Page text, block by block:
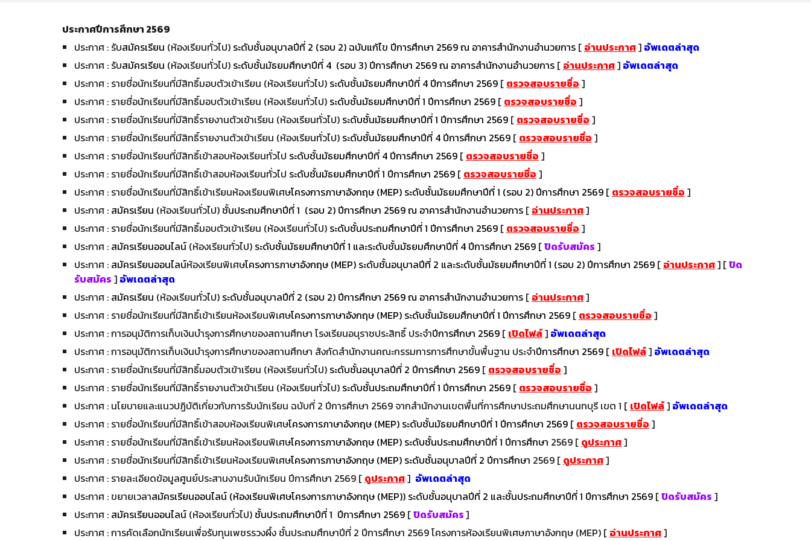
ประกาศปีการศึกษา 2569
ประกาศ : รับสมัครเรียน (ห้องเรียนทั่วไป) ระดับชั้นอนุบาลปีที่ 2 (รอบ 2) ฉบับแก้ไข ปีการศึกษา 2569 ณ อาคารสำนักงานอำนวยการ [ อ่านประกาศ] อัพเดตล่าสุด
ประกาศ : รับสมัครเรียน (ห้องเรียนทั่วไป) ระดับชั้นมัธยมศึกษาปีที่ 4 (รอบ 3) ปีการศึกษา 2569 ณ อาคารสำนักงานอำนวยการ [ อ่านประกาศ] อัพเดตล่าสุด
ประกาศ : รายชื่อนักเรียนที่มีสิทธิ์มอบตัวเข้าเรียน (ห้องเรียนทั่วไป) ระดับชั้นมัธยมศึกษาปีที่ 4ปีการศึกษา 2569 [ ตรวจสอบรายชื่อ ]
ประกาศ : รายชื่อนักเรียนที่มีสิทธิ์มอบตัวเข้าเรียน (ห้องเรียนทั่วไป) ระดับชั้นมัธยมศึกษาปีที่ 1 ปีการศึกษา 2569 [ ตรวจสอบรายชื่อ ]
ประกาศ : รายชื่อนักเรียนที่มีสิทธิ์รายงานตัวเข้าเรียน (ห้องเรียนทั่วไป) ระดับชั้นมัธยมศึกษาปีที่ 1 ปีการศึกษา 2569 [ ตรวจสอบรายชื่อ ]
ประกาศ : รายชื่อนักเรียนที่มีสิทธิ์รายงานตัวเข้าเรียน (ห้องเรียนทั่วไป) ระดับชั้นมัธยมศึกษาปีที่ 4 ปีการศึกษา 2569 [ ตรวจสอบรายชื่อ ]
ประกาศ : รายชื่อนักเรียนที่มีสิทธิ์เข้าสอบห้องเรียนทั่วไป ระดับชั้นมัธยมศึกษาปีที่ 4ปีการศึกษา 2569 [ ตรวจสอบรายชื่อ ]
ประกาศ : รายชื่อนักเรียนที่มีสิทธิ์เข้าสอบห้องเรียนทั่วไป ระดับชั้นมัธยมศึกษาปีที่ 1 ปีการศึกษา 2569 [ ตรวจสอบรายชื่อ ]
ประกาศ : รายชื่อนักเรียนที่มีสิทธิ์เข้าเรียนห้องเรียนพิเศษโครงการภาษาอังกฤษ (MEP) ระดับชั้นมัธยมศึกษาปีที่ 1 (รอบ 2) ปีการศึกษา 2569 [ ตรวจสอบรายชื่อ ]
ประกาศ : สมัครเรียน (ห้องเรียนทั่วไป)ชั้นประถมศึกษาปีที่ 1 (รอบ 2) ปีการศึกษา 2569 ณ อาคารสำนักงานอำนวยการ [ อ่านประกาศ]
ประกาศ : รายชื่อนักเรียนที่มีสิทธิ์มอบตัวเข้าเรียน (ห้องเรียนทั่วไป) ระดับชั้นประถมศึกษาปีที่ 1 ปีการศึกษา 2569 [ ตรวจสอบรายชื่อ ]
ประกาศ : สมัครเรียนออนไลน์ (ห้องเรียนทั่วไป) ระดับชั้นมัธยมศึกษาปีที่ 1 และระดับชั้นมัธยมศึกษาปีที่ 4 ปีการศึกษา 2569 [ปิดรับสมัคร ]
ประกาศ : สมัครเรียนออนไลนห้องเรียนพิเศษโครงการภาษาอังกฤษ (MEP) ระดับชั้นอนุบาลปีที่ 2 และระดับชั้นมัธยมศึกษาปีที่ 1 (รอบ 2) ปีการศึกษา 2569 [ อ่านประกาศ] [ปิด
รับสมัคร ] อัพเดตล่าสุด
ประกาศ : สมัครเรียน (ห้องเรียนทั่วไป) ระดับชั้นอนุบาลปีที่ 2 (รอบ 2) ปีการศึกษา 2569 ณ อาคารสำนักงานอำนวยการ [ อ่านประกาศ]
ประกาศ : รายชื่อนักเรียนที่มีสิทธิ์เข้าเรียนห้องเรียนพิเศษโครงการภาษาอังกฤษ (MEP) ระดับชั้นมัธยมศึกษาปีที่ 1 ปีการศึกษา 2569 [ ตรวจสอบรายชื่อ ]
ประกาศ : การอนุมัติการเก็บเงินบำรุงการศึกษาของสถานศึกษา โรงเรียนอนุราชประสิทธิ์ประจำปีการศึกษา 2569 [ เปิดไฟล์] อัพเดตล่าสุด
ประกาศ : การอนุมัติการเก็บเงินบำรุงการศึกษาของสถานศึกษา สังกัดสำนักงานคณะกรรมการการศึกษาขั้นพื้นฐาน ประจำปีการศึกษา 2569 [ เปิดไฟล์] อัพเดตล่าสุด
ประกาศ : รายชื่อนักเรียนที่มีสิทธิ์มอบตัวเข้าเรียน (ห้องเรียนทั่วไป) ระดับชั้นอนุบาลปีที่ 2 ปีการศึกษา 2569 [ ตรวจสอบรายชื่อ ]
ประกาศ : รายชื่อนักเรียนที่มีสิทธิ์รายงานตัวเข้าเรียน (ห้องเรียนทั่วไป) ระดับชั้นประถมศึกษาปีที่ 1 ปีการศึกษา 2569 [ ตรวจสอบรายชื่อ ]
ประกาศ : นโยบายและแนวปฏิบัติเกี่ยวกับการรับนักเรียน ฉบับที่ 2 ปีการศึกษา 2569 จากสำนักงานเขตพื้นที่การศึกษาประถมศึกษานนทบุรี เขต 1 [ เปิดไฟล์] อัพเดตล่าสุด
ประกาศ : รายชื่อนักเรียนที่มีสิทธิ์เข้าสอบห้องเรียนพิเศษโครงการภาษาอังกฤษ (MEP) ระดับชั้นมัธยมศึกษาปีที่ 1 ปีการศึกษา 2569 [ ตรวจสอบรายชื่อ ]
ประกาศ : รายชื่อนักเรียนที่มีสิทธิ์เข้าเรียนห้องเรียนพิเศษโครงการภาษาอังกฤษ (MEP) ระดับชั้นประถมศึกษาปีที่ 1 ปีการศึกษา 2569 [ ดูประกาศ]
ประกาศ : รายชื่อนักเรียนที่มีสิทธิ์เข้าเรียนห้องเรียนพิเศษโครงการภาษาอังกฤษ (MEP) ระดับชั้นอนุบาลปีที่ 2 ปีการศึกษา 2569 [ ดูประกาศ]
ประกาศ : รายละเอียดข้อมูลศูนย์ประสานงานรับนักเรียน ปีการศึกษา 2569 [ ดูประกาศ] อัพเดตล่าสุด
ประกาศ : ขยายเวลาสมัครเรียนออนไลน์ (ห้องเรียนพิเศษโครงการภาษาอังกฤษ (MEP)) ระดับชั้นอนุบาลปีที่ 2 และชั้นประถมศึกษาปีที่ 1 ปีการศึกษา 2569 [ปิดรับสมัคร ]
ประกาศ : สมัครเรียนออนไลน์ (ห้องเรียนทั่วไป)ชั้นประถมศึกษาปีที่ 1 ปีการศึกษา 2569 [ปิดรับสมัคร]
ประกาศ :การคัดเลือกนักเรียนเพื่อรับทุนเพชรรวงผึ้ง ชั้นประถมศึกษาปีที่ 2 ปีการศึกษา 2569 โครงการห้องเรียนพิเศษภาษาอังกฤษ (MEP) [ อ่านประกาศ]